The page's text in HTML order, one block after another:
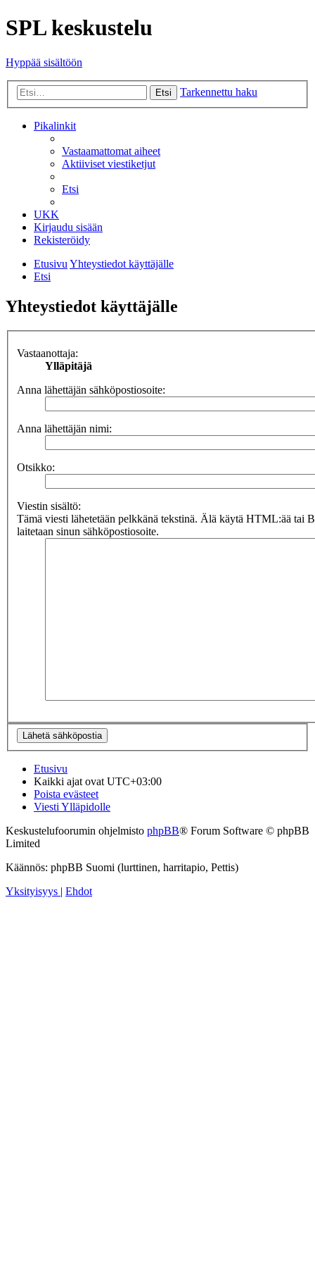
SPL keskustelu
Hyppää sisältöön
Etsi Tarkennettu haku
Pikalinkit
Vastaamattomat aiheet
Aktiiviset viestiketjut
Etsi
UKK
Kirjaudu sisään
Rekisteröidy
EtusivuYhteystiedot käyttäjälle
Etsi
Yhteystiedot käyttäjälle
Vastaanottaja:
Ylläpitäjä
Anna lähettäjän sähköpostiosoite:
Anna lähettäjän nimi:
Otsikko:
Viestin sisältö:
Tämä viesti lähetetään pelkkänä tekstinä. Älä käytä HTML:ää tai
laitetaan sinun sähköpostiosoite.
Etusivu
Kaikki ajat ovatUTC+03:00
Poista evästeet
Viesti Ylläpidolle
Keskustelufoorumin ohjelmisto phpBB® Forum Software © phpBB
Limited
Käännös: phpBB Suomi (lurttinen, harritapio, Pettis)
Yksityisyys
Ehdot